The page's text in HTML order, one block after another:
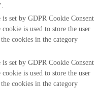
set by GDPR Cookie Consent
is used to store the user
cookies in the category
set by GDPR Cookie Consent
is used to store the user
cookies in the category